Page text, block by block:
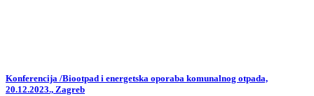
Konferencija /Biootpad i energetska oporaba komunalnog otpada,
20.12.2023., Zagreb